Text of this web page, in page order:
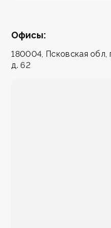
Офисы:
180004, Псковская обл,
д. 62